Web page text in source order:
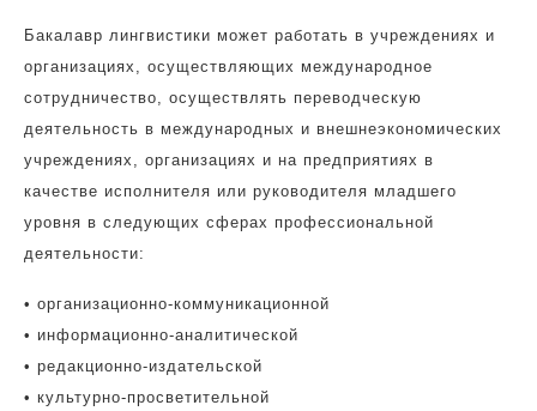
Бакалавр лингвистики может работать в учреждениях и
организациях, осуществляющих международное
сотрудничество, осуществлять переводческую
деятельность в международных и внешнеэкономических
учреждениях, организациях и на предприятиях в
качестве исполнителя или руководителя младшего
уровня в следующих сферах профессиональной
деятельности:
• организационно-коммуникационной
• информационно-аналитической
• редакционно-издательской
• культурно-просветительной